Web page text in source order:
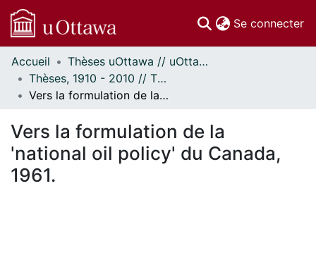
Se connecter
Communautés
et collections
Parcourir
À propos
Accueil
Thèses uOttawa // uOttawa Theses
Thèses, 1910 - 2010 // Theses, 1910 - 2010
Vers la formulation de la 'national oil policy' du Canada, 1961.
Vers la formulation de la
'national oil policy' du Canada,
1961.